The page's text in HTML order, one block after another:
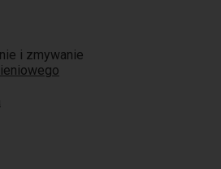
i zmywanie